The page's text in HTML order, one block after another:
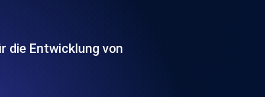
die Entwicklung von